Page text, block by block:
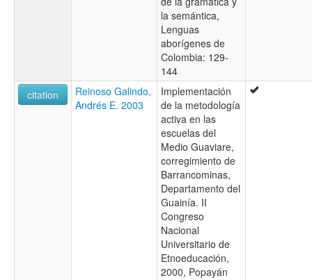
la semántica,
Lenguas
aborígenes de
Colombia: 129-
144
citation
Reinoso Galindo,
Andrés E. 2003
Implementación
de la metodología
activa en las
escuelas del
Medio Guaviare,
corregimiento de
Barrancominas,
Departamento del
Guainía. II
Congreso
Nacional
Universitario de
Etnoeducación,
2000, Popayán